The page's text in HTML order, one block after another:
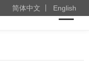
简体中文 English